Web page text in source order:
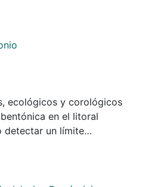
ecológicos y corológicos
en el litoral
detectar un límite
de Marbella y el Faro
en el Mar de Alborán,